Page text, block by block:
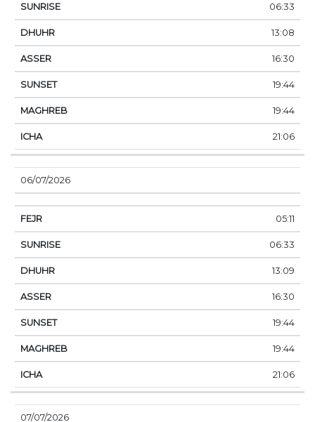
06:33
13:08
16:30
19:44
19:44
21:06
06/07/2026
05:11
06:33
13:09
16:30
19:44
19:44
21:06
07/07/2026